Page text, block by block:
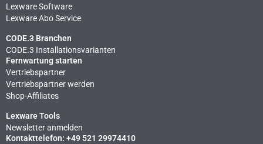
Lexware Software
Lexware Abo Service
CODE.3 Branchen
CODE.3 Installationsvarianten
Fernwartung starten
Vertriebspartner
Vertriebspartner werden
Shop-Affiliates
Lexware Tools
Newsletter anmelden
Kontakttelefon: +49 521 29974410